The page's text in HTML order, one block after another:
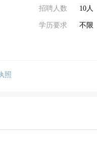
招聘人数 10人
学历要求 不限
照